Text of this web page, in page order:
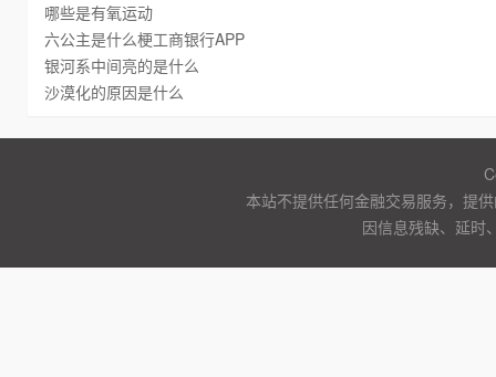
哪些是有氧运动
六公主是什么梗工商银行APP
银河系中间亮的是什么
沙漠化的原因是什么
本站不提供任何金融交易服务，提
因信息残缺、延时